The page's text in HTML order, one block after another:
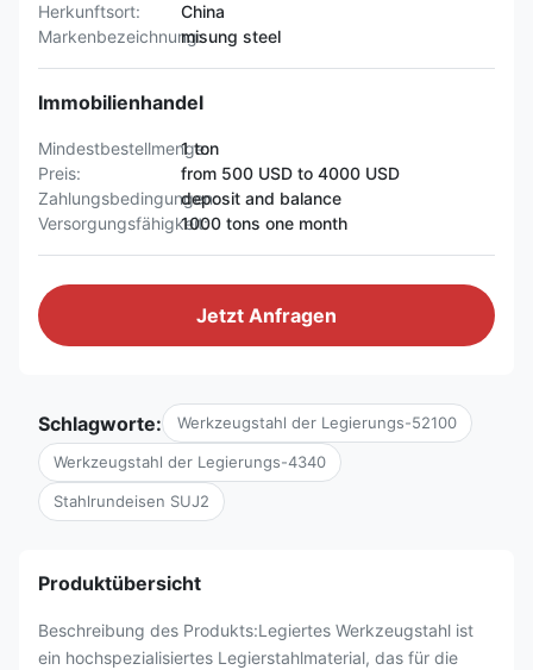
Herkunftsort:
China
Markenbezeichnung:misung steel
Immobilienhandel
Mindestbestellmenge:
1 ton
Preis:
from 500 USD to 4000 USD
Zahlungsbedingungen:deposit and balance
Versorgungsfähigkeit:1000 tons one month
Jetzt Anfragen
Schlagworte: Werkzeugstahl der Legierungs-52100
Werkzeugstahl der Legierungs-4340
Stahlrundeisen SUJ2
Produktübersicht
Beschreibung des Produkts:Legiertes Werkzeugstahl ist
ein hochspezialisiertes Legierstahlmaterial, das für die